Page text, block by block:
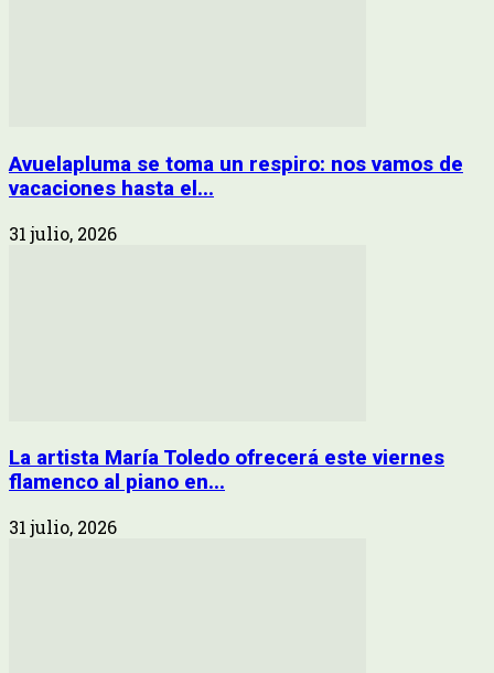
Avuelapluma se toma un respiro: nos vamos de
vacaciones hasta el...
31 julio, 2026
La artista María Toledo ofrecerá este viernes
flamenco al piano en...
31 julio, 2026